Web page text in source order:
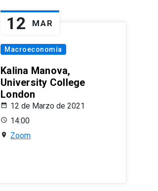
12 MAR
Macroeconomía
Kalina Manova,
University College
London
12 de Marzo de 2021
14:00
Zoom